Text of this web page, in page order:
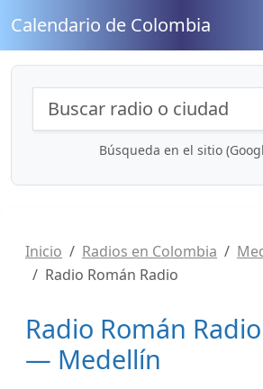
Calendario de Colombia
Búsqueda de radios
Búsqueda en el sitio
Inicio Radios en Colombia
Radio Román Radio
Radio Román
— Medellín